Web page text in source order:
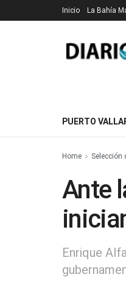
Inicio La Bahía
PUERTO
Home Selección
Ante
Enrique